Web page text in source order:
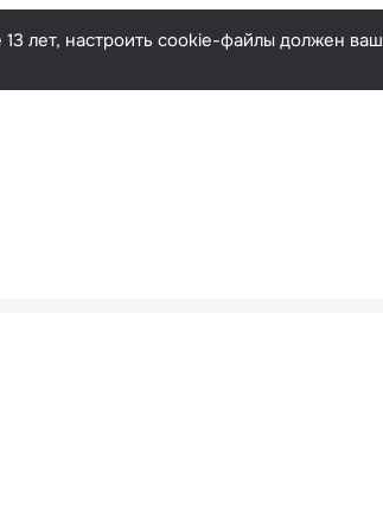
Русский
лет, настроить cookie-файлы должен ваш